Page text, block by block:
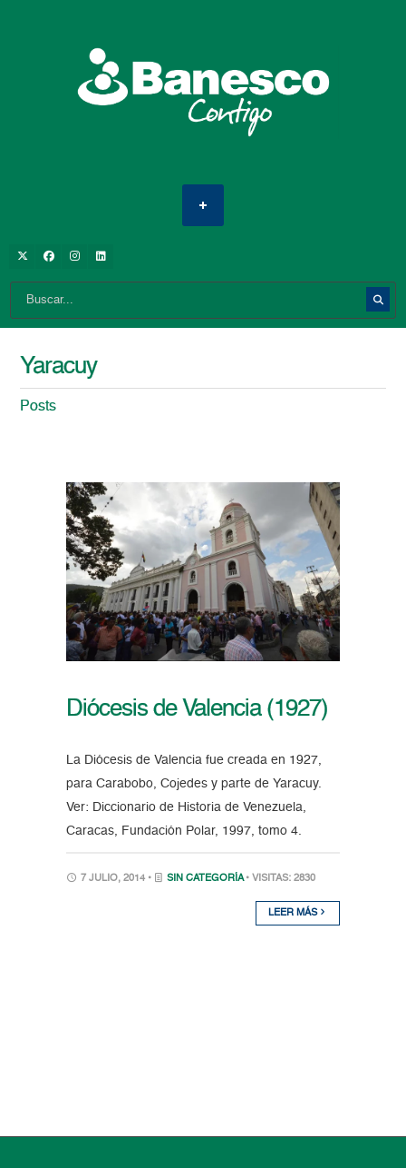
Yaracuy
Posts
Diócesis de Valencia (1927)
La Diócesis de Valencia fue creada en 1927,
para Carabobo, Cojedes y parte de Yaracuy.
Ver: Diccionario de Historia de Venezuela,
Caracas, Fundación Polar, 1997, tomo 4.
7 JULIO, 2014 • SIN CATEGORÍA • VISITAS: 2830
LEER MÁS